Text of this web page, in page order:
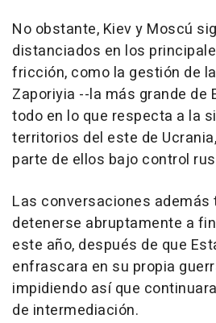
No obstante, Kiev y Moscú
distanciados en los
fricción, como la gestión de
Zaporiyia --la más grande de
todo en lo que respecta a la
territorios del este de
parte de ellos bajo control
Las conversaciones además
detenerse abruptamente a
este año, después de que
enfrascara en su propia
impidiendo así que
de intermediación.